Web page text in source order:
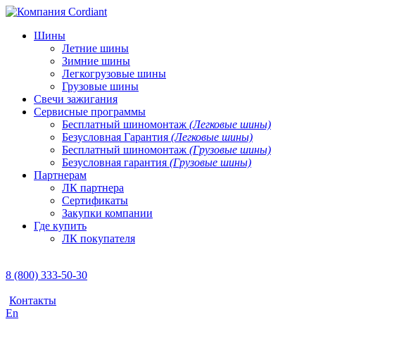
Шины
Летние шины
Зимние шины
Легкогрузовые шины
Грузовые шины
Свечи зажигания
Сервисные программы
Бесплатный шиномонтаж (Легковые шины)
Безусловная Гарантия (Легковые шины)
Бесплатный шиномонтаж (Грузовые шины)
Безусловная гарантия (Грузовые шины)
Партнерам
ЛК партнера
Сертификаты
Закупки компании
Где купить
ЛК покупателя
8 (800) 333-50-30
Контакты
En